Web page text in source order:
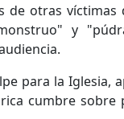
de otras víctimas
y
para la Iglesia,
cumbre sobre